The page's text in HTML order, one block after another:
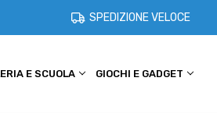
SPEDIZIONE VELOCE
E SCUOLA GIOCHI E GADGET